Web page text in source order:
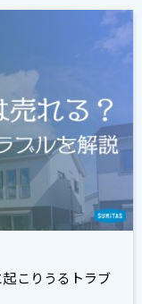
こりうるトラブ